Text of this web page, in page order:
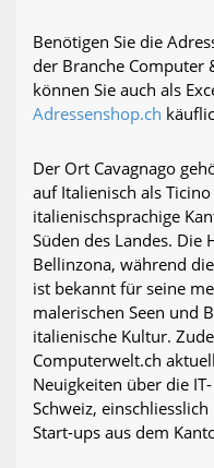
Benötigen Sie die
der Branche Computer
können Sie auch als
Adressenshop.ch
Der Ort Cavagnago
auf Italienisch als
italienischsprachige
Süden des Landes. Die
Bellinzona, während
ist bekannt für seine
malerischen Seen und
italienische Kultur.
Computerwelt.ch
Neuigkeiten über die
Schweiz,
Start-ups aus dem